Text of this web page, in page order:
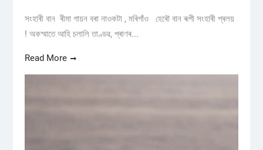
সংহাৰী বান ৰীমা গায়ন বৰা নাওকটা , মৰিগাঁও হেৰৌ বান ৰূপী সংহাৰী প্ৰলয়
! অকস্মাতে আহি চলালি তাণ্ডৱ, প্ৰাণৰ...
Read More